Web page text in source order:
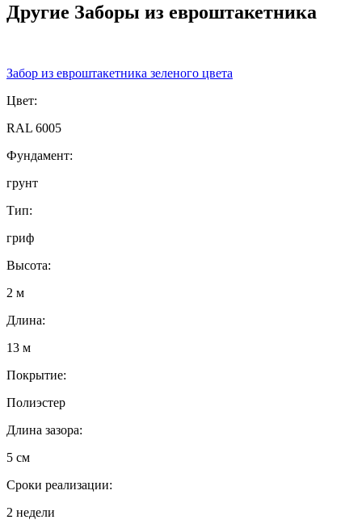
Другие Заборы из евроштакетника
Забор из евроштакетника зеленого цвета
Цвет:
RAL 6005
Фундамент:
грунт
Тип:
гриф
Высота:
2 м
Длина:
13 м
Покрытие:
Полиэстер
Длина зазора:
5 см
Сроки реализации:
2 недели